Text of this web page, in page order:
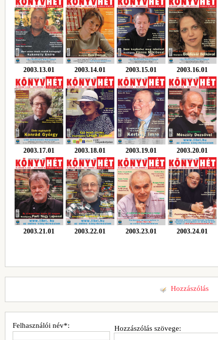
2003.13.01 2003.14.01 2003.15.01 2003.16.01
2003.17.01 2003.18.01 2003.19.01 2003.20.01
2003.21.01 2003.22.01 2003.23.01 2003.24.01
Hozzászólás
Hozzászólás szövege:
Felhasználói név*: